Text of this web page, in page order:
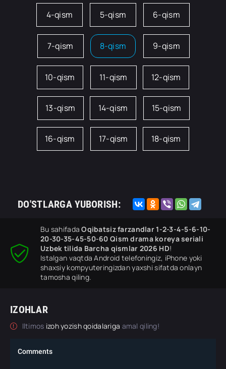
4-qism 5-qism 6-qism
7-qism 8-qism 9-qism
10-qism 11-qism 12-qism
13-qism 14-qism 15-qism
16-qism 17-qism 18-qism
DO'STLARGA YUBORISH:
Bu sahifadaOqibatsiz farzandlar 1-2-3-4-5-6-10-
20-30-35-45-50-60 Qism drama koreya seriali
Uzbek tilida Barcha qismlar 2026 HD!
Istalgan vaqtda Android telefoningiz, iPhone yoki
shaxsiy kompyuteringizdan yaxshi sifatda onlayn
tamosha qiling.
IZOHLAR
Iltimos izoh yozish qoidalariga amal qiling!